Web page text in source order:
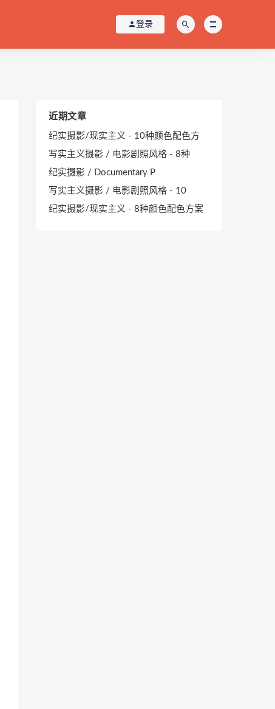
登录
近期文章
纪实摄影/现实主义 - 10种颜色配色方
写实主义摄影 / 电影剧照风格 - 8种
纪实摄影 / Documentary P
写实主义摄影 / 电影剧照风格 - 10
纪实摄影/现实主义 - 8种颜色配色方案